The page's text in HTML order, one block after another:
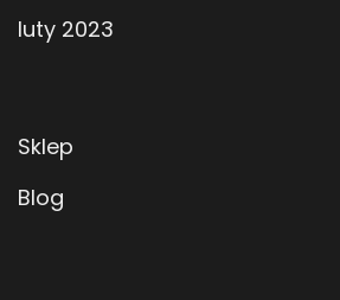
luty 2023
Sklep
Blog